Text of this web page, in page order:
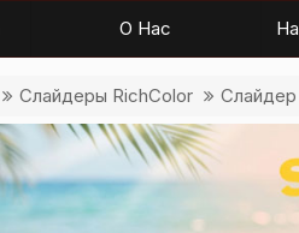
О Нас
Слайдеры RichColor Слайдер